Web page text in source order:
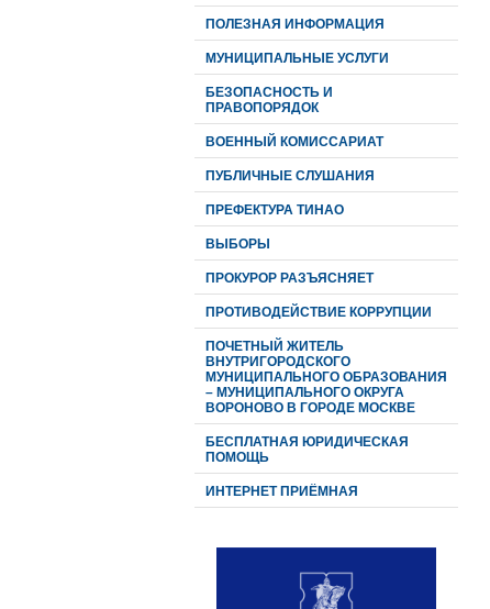
ПОЛЕЗНАЯ ИНФОРМАЦИЯ
МУНИЦИПАЛЬНЫЕ УСЛУГИ
БЕЗОПАСНОСТЬ И
ПРАВОПОРЯДОК
ВОЕННЫЙ КОМИССАРИАТ
ПУБЛИЧНЫЕ СЛУШАНИЯ
ПРЕФЕКТУРА ТИНАО
ВЫБОРЫ
ПРОКУРОР РАЗЪЯСНЯЕТ
ПРОТИВОДЕЙСТВИЕ КОРРУПЦИИ
ПОЧЕТНЫЙ ЖИТЕЛЬ
ВНУТРИГОРОДСКОГО
МУНИЦИПАЛЬНОГО ОБРАЗОВАНИЯ
– МУНИЦИПАЛЬНОГО ОКРУГА
ВОРОНОВО В ГОРОДЕ МОСКВЕ
БЕСПЛАТНАЯ ЮРИДИЧЕСКАЯ
ПОМОЩЬ
ИНТЕРНЕТ ПРИЁМНАЯ